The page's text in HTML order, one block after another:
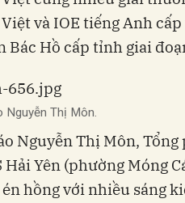
và IOE tiếng Anh
Bác Hồ cấp tỉnh giai
Nguyễn Thị Môn.
Nguyễn Thị Môn,
Hải Yên (phường Móng
én hồng với nhiều sáng